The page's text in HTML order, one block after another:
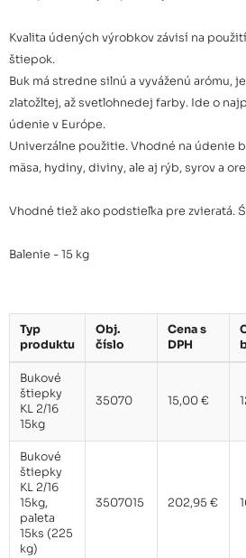
Kvalita údených výrobkov závisí na
štiepok.
Buk má stredne silnú a vyváženú arómu,
zlatožltej, až svetlohnedej farby. Ide o
údenie v Európe.
Univerzálne použitie. Vhodné na údenie
mäsa, hydiny, diviny, ale aj rýb, syrov a
Vhodné tiež ako podstieľka pre zvieratá.
Balenie - 15 kg
Typ
produktu
Obj.
číslo
Cena s
DPH
Bukové
štiepky
KL 2/16
15kg
35070 15,00 €
Bukové
štiepky
KL 2/16
15kg,
paleta
15ks (225
kg)
3507015 202,95 €